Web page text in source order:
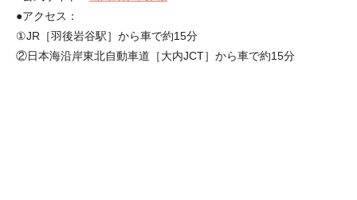
●アクセス：
①JR［羽後岩谷駅］から車で約15分
②日本海沿岸東北自動車道［大内JCT］から車で約15分